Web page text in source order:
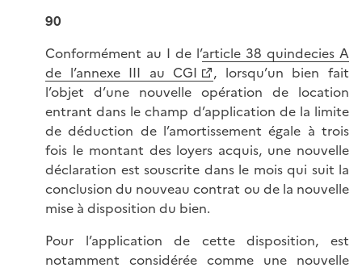
90
Conformément au I de l’article 38 quindecies A
de l’annexe III au CGI
, lorsqu’un bien fait
l’objet d’une nouvelle opération de location
entrant dans le champ d’application de la limite
de déduction de l’amortissement égale à trois
fois le montant des loyers acquis, une nouvelle
déclaration est souscrite dans le mois qui suit la
conclusion du nouveau contrat ou de la nouvelle
mise à disposition du bien.
Pour l’application de cette disposition, est
notamment considérée comme une nouvelle